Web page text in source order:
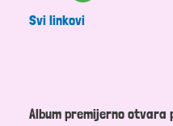
Svi linkovi
Album premijerno otvara